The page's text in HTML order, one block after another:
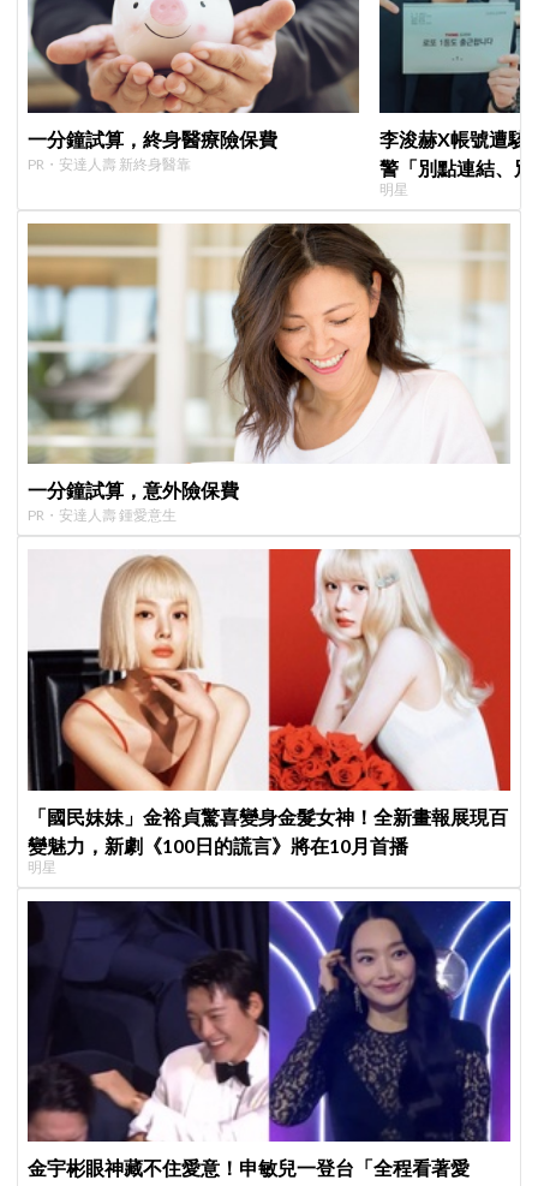
一分鐘試算，終身醫療險保費
PR・安達人壽 新終身醫靠
李浚赫X帳號遭駭
警「別點連結、
了
明星
一分鐘試算，意外險保費
PR・安達人壽 鍾愛意生
「國民妹妹」金裕貞驚喜變身金髮女神！全新畫報展現百
變魅力，新劇《100日的謊言》將在10月首播
明星
金宇彬眼神藏不住愛意！申敏兒一登台「全程看著愛